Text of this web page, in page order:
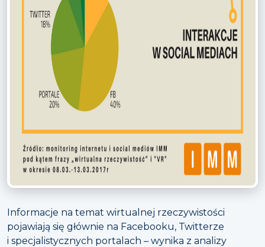
Informacje na temat wirtualnej rzeczywistości
pojawiają się głównie na Facebooku, Twitterze
i specjalistycznych portalach – wynika z analizy